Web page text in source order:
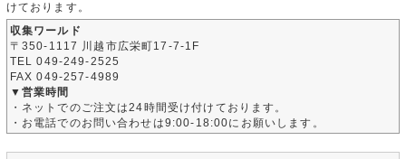
けております。
収集ワールド
〒350-1117 川越市広栄町17-7-1F
TEL 049-249-2525
FAX 049-257-4989
▼営業時間
・ネットでのご注文は24時間受け付けております。
・お電話でのお問い合わせは9:00-18:00にお願いします。